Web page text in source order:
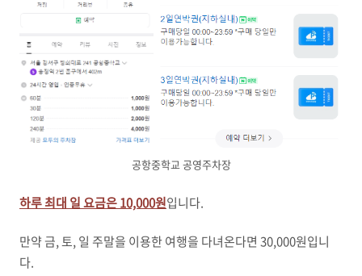
공항중학교 공영주차장
하루 최대 일 요금은 10,000원입니다.
만약 금, 토, 일 주말을 이용한 여행을 다녀온다면 30,000원입니
다.